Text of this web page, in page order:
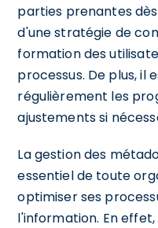
parties prenantes
d'une stratégie de
formation des
processus. De plus, il
régulièrement les
ajustements si
La gestion des
essentiel de toute
optimiser ses
l'information. En